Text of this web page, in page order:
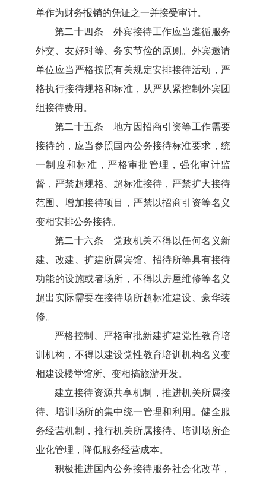
单作为财务报销的凭证之一并接受审计。
第二十四条 外宾接待工作应当遵循服务
外交、友好对等、务实节俭的原则。外宾邀请
单位应当严格按照有关规定安排接待活动，严
格执行接待规格和标准，从严从紧控制外宾团
组接待费用。
第二十五条 地方因招商引资等工作需要
接待的，应当参照国内公务接待标准要求，统
一制度和标准，严格审批管理，强化审计监
督，严禁超规格、超标准接待，严禁扩大接待
范围、增加接待项目，严禁以招商引资等名义
变相安排公务接待。
第二十六条 党政机关不得以任何名义新
建、改建、扩建所属宾馆、招待所等具有接待
功能的设施或者场所，不得以房屋维修等名义
超出实际需要在接待场所超标准建设、豪华装
修。
严格控制、严格审批新建扩建党性教育培
训机构，不得以建设党性教育培训机构名义变
相建设楼堂馆所、变相搞旅游开发。
建立接待资源共享机制，推进机关所属接
待、培训场所的集中统一管理和利用。健全服
务经营机制，推行机关所属接待、培训场所企
业化管理，降低服务经营成本。
积极推进国内公务接待服务社会化改革，